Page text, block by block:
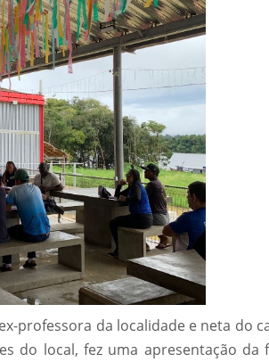
professora da localidade e neta do
do local, fez uma apresentação